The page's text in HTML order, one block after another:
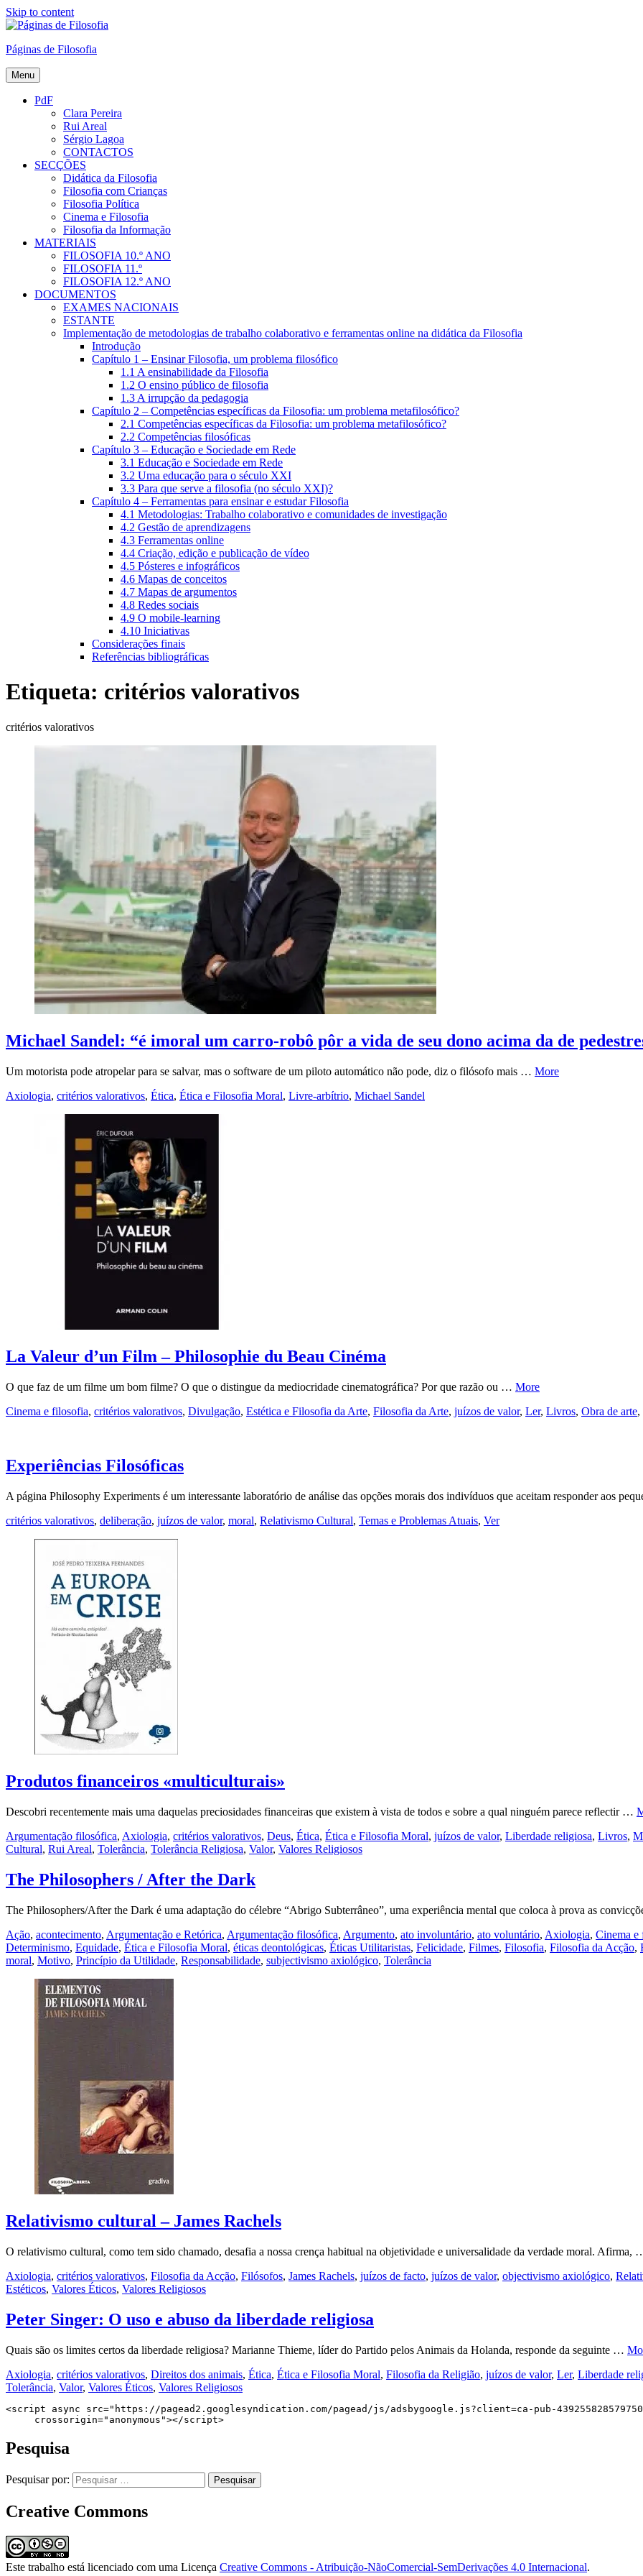
Skip to content
Páginas de Filosofia
Menu
PdF
Clara Pereira
Rui Areal
Sérgio Lagoa
CONTACTOS
SECÇÕES
Didática da Filosofia
Filosofia com Crianças
Filosofia Política
Cinema e Filosofia
Filosofia da Informação
MATERIAIS
FILOSOFIA 10.º ANO
FILOSOFIA 11.º
FILOSOFIA 12.º ANO
DOCUMENTOS
EXAMES NACIONAIS
ESTANTE
Implementação de metodologias de trabalho colaborativo e ferramentas online na didática da Filosofia
Introdução
Capítulo 1 – Ensinar Filosofia, um problema filosófico
1.1 A ensinabilidade da Filosofia
1.2 O ensino público de filosofia
1.3 A irrupção da pedagogia
Capítulo 2 – Competências específicas da Filosofia: um problema metafilosófico?
2.1 Competências específicas da Filosofia: um problema metafilosófico?
2.2 Competências filosóficas
Capítulo 3 – Educação e Sociedade em Rede
3.1 Educação e Sociedade em Rede
3.2 Uma educação para o século XXI
3.3 Para que serve a filosofia (no século XXI)?
Capítulo 4 – Ferramentas para ensinar e estudar Filosofia
4.1 Metodologias: Trabalho colaborativo e comunidades de investigação
4.2 Gestão de aprendizagens
4.3 Ferramentas online
4.4 Criação, edição e publicação de vídeo
4.5 Pósteres e infográficos
4.6 Mapas de conceitos
4.7 Mapas de argumentos
4.8 Redes sociais
4.9 O mobile-learning
4.10 Iniciativas
Considerações finais
Referências bibliográficas
Etiqueta: critérios valorativos
critérios valorativos
Michael Sandel: “é imoral um carro-robô pôr a vida de seu dono acima da de
Um motorista pode atropelar para se salvar, mas o software de um piloto automático não pode, diz o filósofo mais … More
Axiologia, critérios valorativos, Ética, Ética e Filosofia Moral, Livre-arbítrio, Michael Sandel
La Valeur d’un Film – Philosophie du Beau Cinéma
O que faz de um filme um bom filme? O que o distingue da mediocridade cinematográfica? Por que razão ou … More
Cinema e filosofia, critérios valorativos, Divulgação, Estética e Filosofia da Arte, Filosofia da Arte, juízos de valor, Ler, Livros, Obra de arte,
Experiências Filosóficas
A página Philosophy Experiments é um interessante laboratório de análise das opções morais dos indivíduos que aceitam responder aos
critérios valorativos, deliberação, juízos de valor, moral, Relativismo Cultural, Temas e Problemas Atuais, Ver
Produtos financeiros «multiculturais»
Descobri recentemente mais uma daquelas preciosidades financeiras que existem à vista de todos e sobre a qual ninguém parece reflectir …
Argumentação filosófica, Axiologia, critérios valorativos, Deus, Ética, Ética e Filosofia Moral, juízos de valor, Liberdade religiosa, Livros,
Cultural, Rui Areal, Tolerância, Tolerância Religiosa, Valor, Valores Religiosos
The Philosophers / After the Dark
The Philosophers/After the Dark é uma adaptação do célebre “Abrigo Subterrâneo”, uma experiência mental que coloca à prova as
Ação, acontecimento, Argumentação e Retórica, Argumentação filosófica, Argumento, ato involuntário, ato voluntário, Axiologia, Cinema e
Determinismo, Equidade, Ética e Filosofia Moral, éticas deontológicas, Éticas Utilitaristas, Felicidade, Filmes, Filosofia, Filosofia da Acção,
moral, Motivo, Princípio da Utilidade, Responsabilidade, subjectivismo axiológico, Tolerância
Relativismo cultural – James Rachels
O relativismo cultural, como tem sido chamado, desafia a nossa crença habitual na objetividade e universalidade da verdade moral. Afirma,
Axiologia, critérios valorativos, Filosofia da Acção, Filósofos, James Rachels, juízos de facto, juízos de valor, objectivismo axiológico,
Estéticos, Valores Éticos, Valores Religiosos
Peter Singer: O uso e abuso da liberdade religiosa
Quais são os limites certos da liberdade religiosa? Marianne Thieme, líder do Partido pelos Animais da Holanda, responde da seguinte …
Axiologia, critérios valorativos, Direitos dos animais, Ética, Ética e Filosofia Moral, Filosofia da Religião, juízos de valor, Ler, Liberdade
Tolerância, Valor, Valores Éticos, Valores Religiosos
<script async src="https://pagead2.googlesyndication.com/pagead/js/adsbygoogle.js?client=ca-pub-
     crossorigin="anonymous"></script>
Pesquisa
Pesquisar por:
Creative Commons
Este trabalho está licenciado com uma Licença Creative Commons - Atribuição-NãoComercial-SemDerivações 4.0 Internacional.